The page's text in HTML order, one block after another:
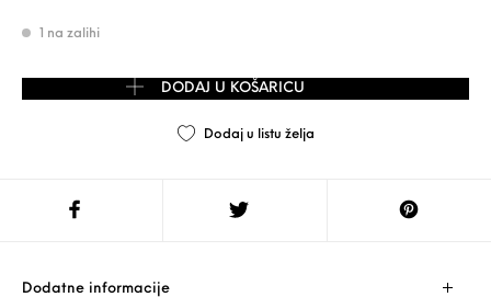
1 na zalihi
ATMOSPHERE majica vel. 44/XXL količina
DODAJ U KOŠARICU
Dodaj u listu želja
Dodatne informacije